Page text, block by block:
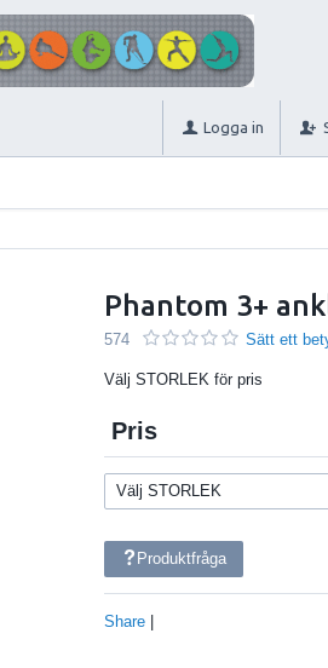
Logga in
Phantom 3+
574 Sätt ett
Välj STORLEK för pris
Pris
Produktfråga
Share |